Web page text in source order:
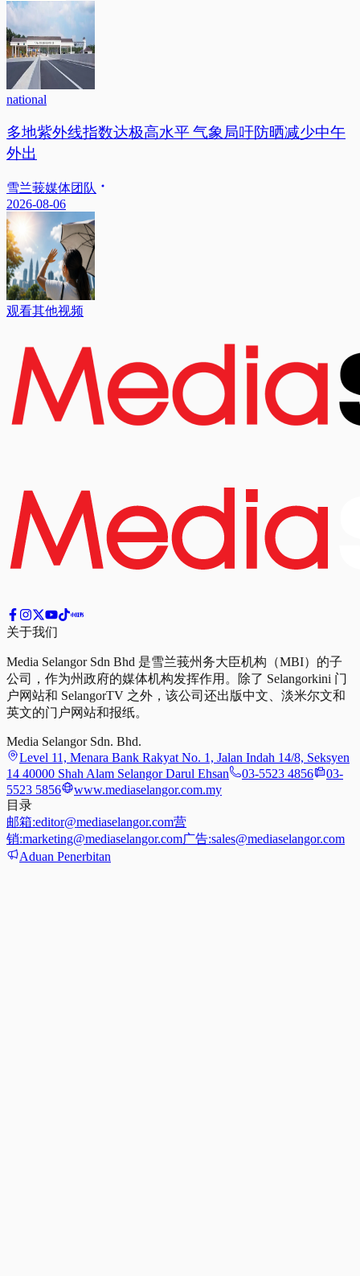
national
多地紫外线指数达极高水平 气象局吁防晒减少中午
外出
雪兰莪媒体团队
2026-08-06
观看其他视频
关于我们
Media Selangor Sdn Bhd 是雪兰莪州务大臣机构（MBI）的子
公司，作为州政府的媒体机构发挥作用。除了 Selangorkini 门
户网站和 SelangorTV 之外，该公司还出版中文、淡米尔文和
英文的门户网站和报纸。
Media Selangor Sdn. Bhd.
Level 11, Menara Bank Rakyat No. 1, Jalan Indah 14/8, Seksyen
14 40000 Shah Alam Selangor Darul Ehsan
03-5523 4856
03-
5523 5856
www.mediaselangor.com.my
目录
邮箱:editor@mediaselangor.com营
销:marketing@mediaselangor.com广告:sales@mediaselangor.com
Aduan Penerbitan